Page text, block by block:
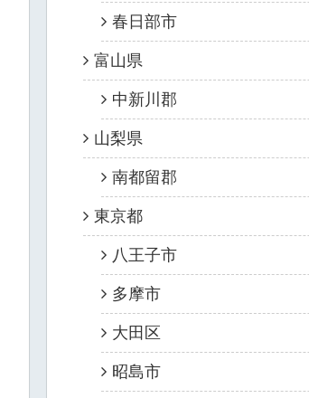
春日部市
富山県
中新川郡
山梨県
南都留郡
東京都
八王子市
多摩市
大田区
昭島市